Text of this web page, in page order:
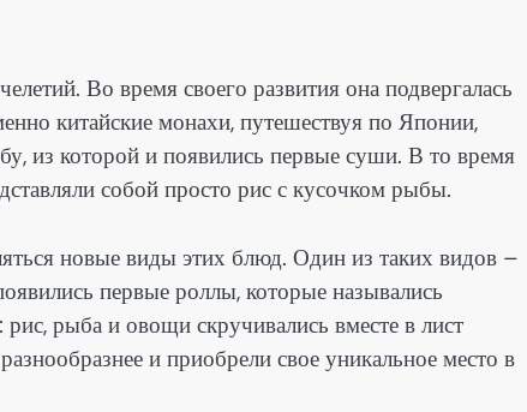
Во время своего развития она подвергалась
китайские монахи, путешествуя по Японии,
из которой и появились первые суши. В то время
собой просто рис с кусочком рыбы.
новые виды этих блюд. Один из таких видов –
первые роллы, которые назывались
рыба и овощи скручивались вместе в лист
и приобрели свое уникальное место в